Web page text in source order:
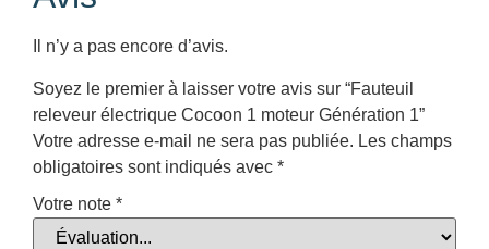
Il n’y a pas encore d’avis.
Soyez le premier à laisser votre avis sur “Fauteuil
releveur électrique Cocoon 1 moteur Génération 1”
Votre adresse e-mail ne sera pas publiée. Les champs
obligatoires sont indiqués avec *
Votre note *